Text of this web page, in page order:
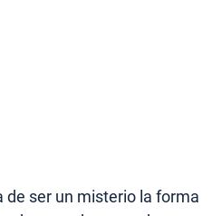
de ser un misterio la forma